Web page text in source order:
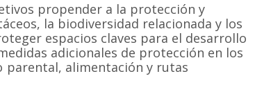
propender a la protección y
la biodiversidad relacionada y los
espacios claves para el desarrollo
adicionales de protección en los
parental, alimentación y rutas